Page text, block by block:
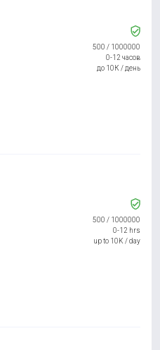
500 / 1000000
0-12 часов
до 10К / день
500 / 1000000
0-12 hrs
up to 10K / day